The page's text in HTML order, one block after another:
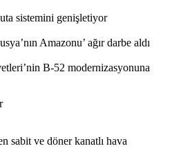
sistemini genişletiyor
Amazonu’ ağır darbe aldı
B-52 modernizasyonuna
sabit ve döner kanatlı hava